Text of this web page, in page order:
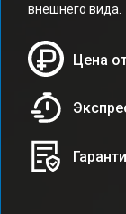
внешнего вида.
Цена